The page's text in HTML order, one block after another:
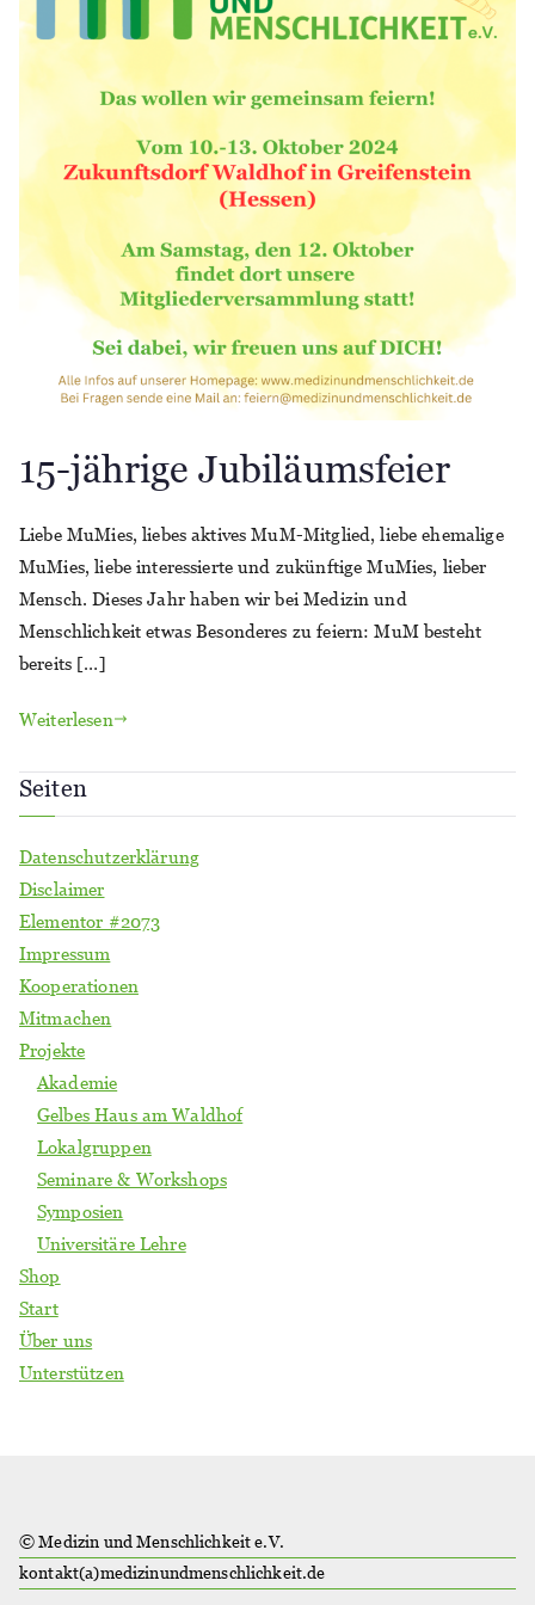
15-jährige Jubiläumsfeier
Liebe MuMies, liebes aktives MuM-Mitglied, liebe ehemalige
MuMies, liebe interessierte und zukünftige MuMies, lieber
Mensch. Dieses Jahr haben wir bei Medizin und
Menschlichkeit etwas Besonderes zu feiern: MuM besteht
bereits […]
Weiterlesen
Seiten
Datenschutzerklärung
Disclaimer
Elementor #2073
Impressum
Kooperationen
Mitmachen
Projekte
Akademie
Gelbes Haus am Waldhof
Lokalgruppen
Seminare & Workshops
Symposien
Universitäre Lehre
Shop
Start
Über uns
Unterstützen
© Medizin und Menschlichkeit e.V.
kontakt(a)medizinundmenschlichkeit.de